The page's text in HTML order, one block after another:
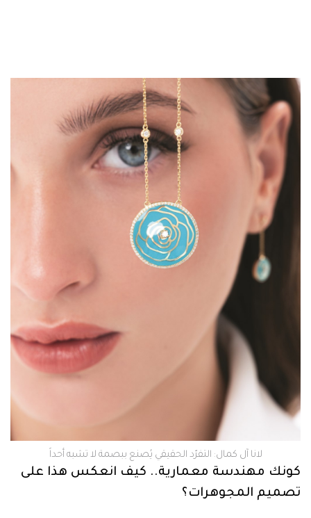
لانا آل كمال: التفرّد الحقيقي يُصنع ببصمة لا تشبه أحداً
كونك مهندسة معمارية.. كيف انعكس هذا على
تصميم المجوهرات؟